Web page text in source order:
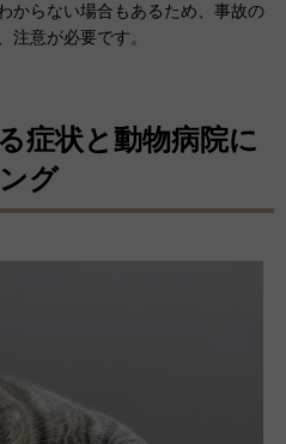
からない場合もあるため、事故の
注意が必要です。
症状と動物病院に
グ